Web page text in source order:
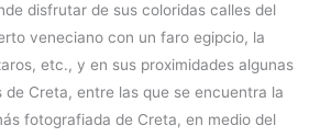
disfrutar de sus coloridas calles del
veneciano con un faro egipcio, la
etc., y en sus proximidades algunas
de Creta, entre las que se encuentra la
fotografiada de Creta, en medio del